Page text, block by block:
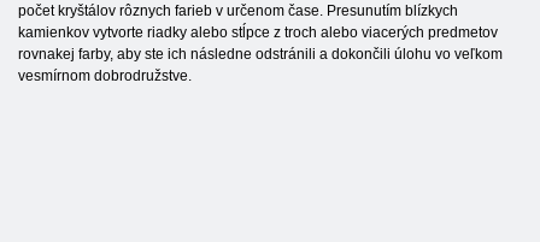
počet kryštálov rôznych farieb v určenom čase. Presunutím blízkych
kamienkov vytvorte riadky alebo stĺpce z troch alebo viacerých predmetov
rovnakej farby, aby ste ich následne odstránili a dokončili úlohu vo veľkom
vesmírnom dobrodružstve.